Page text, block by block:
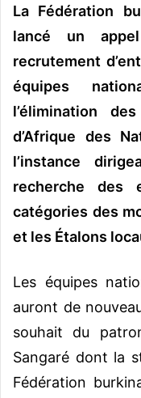
e
La Fédération
lancé un
recrutement
équipes
l’élimination
d’Afrique des
l’instance
recherche des
catégories des
et les Étalons
Les équipes
auront de
souhait du
Sangaré dont la
Fédération